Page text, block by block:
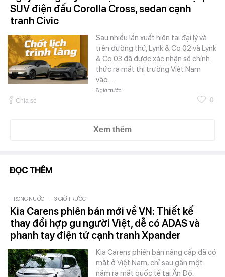
SUV điện đấu Corolla Cross, sedan cạnh
tranh Civic
Sau nhiều lần xuất hiện tại đại lý và
trên đường thử, Lynk & Co 02 và Lynk
& Co 03 đã được xác nhận sẽ chính
thức ra mắt thị trường Việt Nam
vào…
8 giờ trước
Chia sẻ 0
Xem thêm
ĐỌC THÊM
TRONG NƯỚC - 3 GIỜ TRƯỚC
Kia Carens phiên bản mới về VN: Thiết kế
thay đổi hợp gu người Việt, dễ có ADAS và
phanh tay điện tử cạnh tranh Xpander
Kia Carens phiên bản nâng cấp đã có
mặt ở Việt Nam, chỉ sau gần một
năm ra mắt quốc tế tại Ấn Độ.